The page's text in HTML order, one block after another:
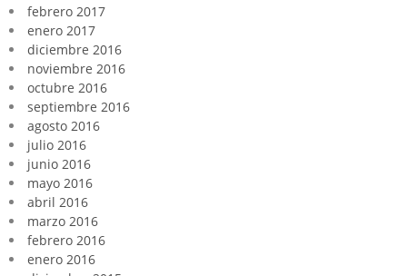
febrero 2017
enero 2017
diciembre 2016
noviembre 2016
octubre 2016
septiembre 2016
agosto 2016
julio 2016
junio 2016
mayo 2016
abril 2016
marzo 2016
febrero 2016
enero 2016